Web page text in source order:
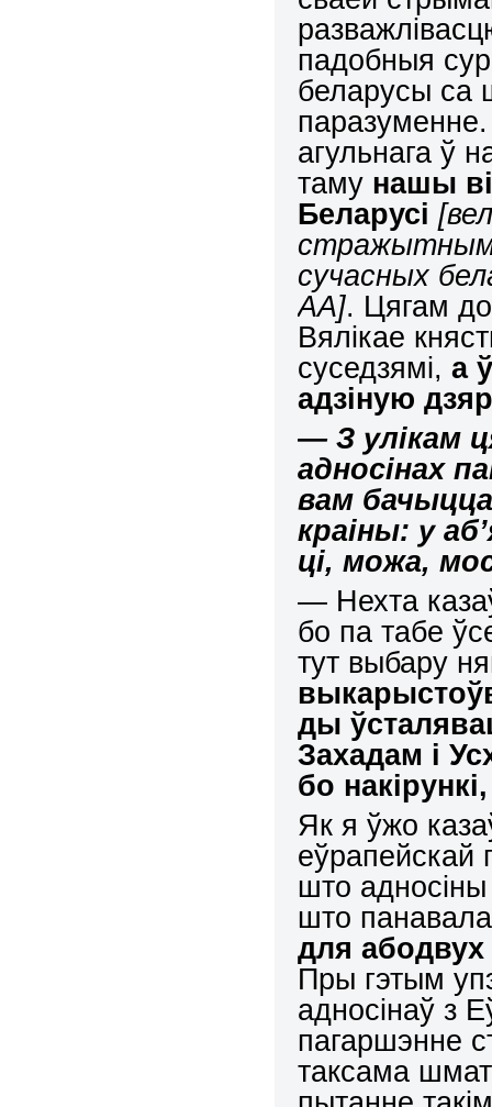
падобныя
беларусы са
паразуменне.
агульнага ў
таму нашы
Беларусі [
сучасных
АА]. Цягам
Вялікае
суседзямі,а
адзіную
— З улікам
адносінах
вам
краіны: у
ці, можа,
— Нехта
бо па табе
тут выбару
ды
Захадам і
бо
Як я ўжо
еўрапейскай
што адносіны
што
для
Пры гэтым
адносінаў з
пагаршэнне
таксама